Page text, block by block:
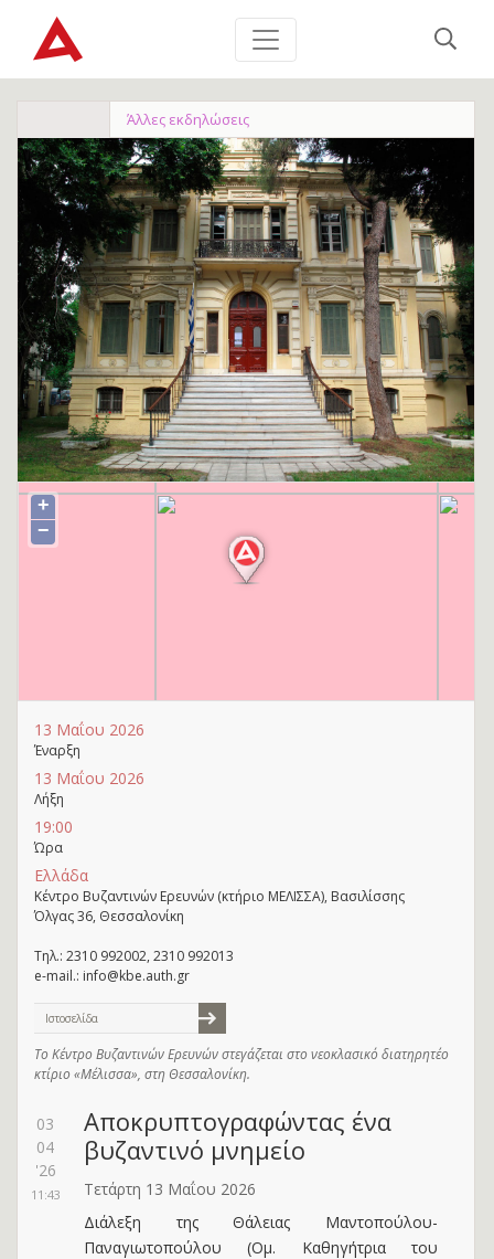
Άλλες εκδηλώσεις
+
−
13 Μαΐου 2026
Έναρξη
13 Μαΐου 2026
Λήξη
19:00
Ώρα
Ελλάδα
Κέντρο Βυζαντινών Ερευνών (κτήριο ΜΕΛΙΣΣΑ), Βασιλίσσης
Όλγας 36, Θεσσαλονίκη
Τηλ.: 2310 992002, 2310 992013
e-mail.: info@kbe.auth.gr
Ιστοσελίδα
Το Κέντρο Βυζαντινών Ερευνών στεγάζεται στο νεοκλασικό διατηρητέο
κτίριο «Μέλισσα», στη Θεσσαλονίκη.
03
04
'26
11:43
Αποκρυπτογραφώντας ένα
βυζαντινό μνημείο
Τετάρτη 13 Μαΐου 2026
Διάλεξη της Θάλειας Μαντοπούλου-
Παναγιωτοπούλου (Ομ. Καθηγήτρια του